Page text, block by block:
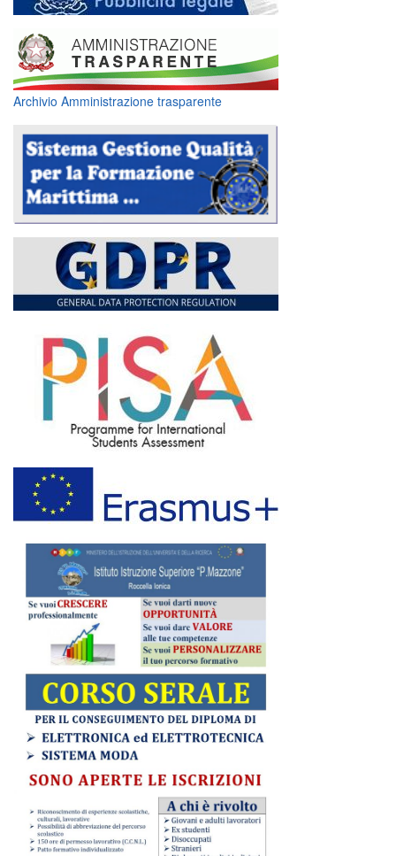
Archivio Amministrazione trasparente